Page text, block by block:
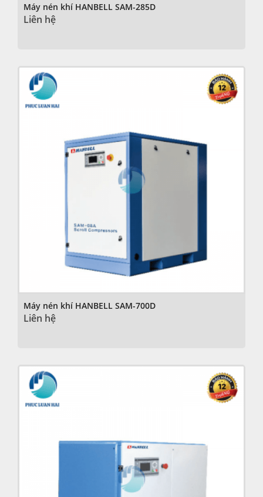
Máy nén khí HANBELL SAM-285D
Liên hệ
Máy nén khí HANBELL SAM-700D
Liên hệ